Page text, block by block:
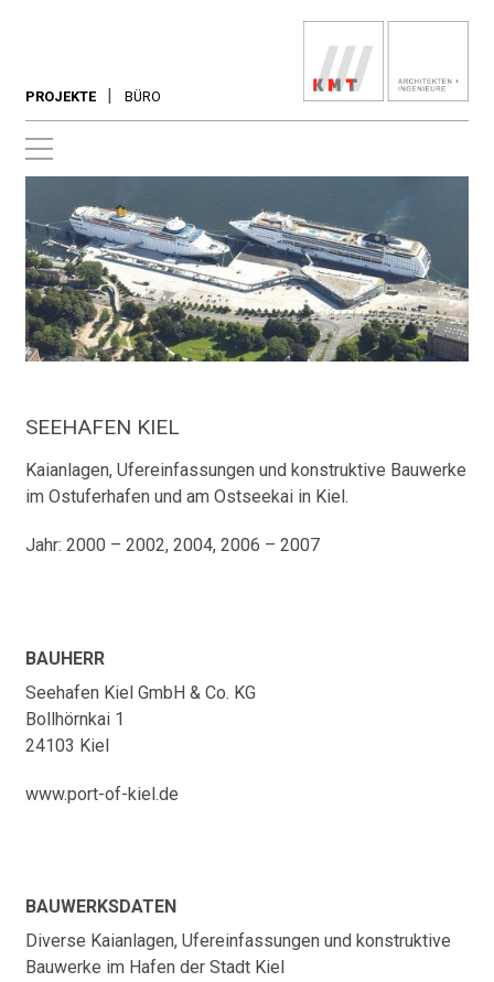
PROJEKTE BÜRO
SEEHAFEN KIEL
Kaianlagen, Ufereinfassungen und konstruktive Bauwerke
im Ostuferhafen und am Ostseekai in Kiel.
Jahr: 2000 – 2002, 2004, 2006 – 2007
BAUHERR
Seehafen Kiel GmbH & Co. KG
Bollhörnkai 1
24103 Kiel
www.port-of-kiel.de
BAUWERKSDATEN
Diverse Kaianlagen, Ufereinfassungen und konstruktive
Bauwerke im Hafen der Stadt Kiel